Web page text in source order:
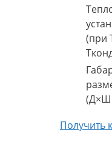
(при
Получить